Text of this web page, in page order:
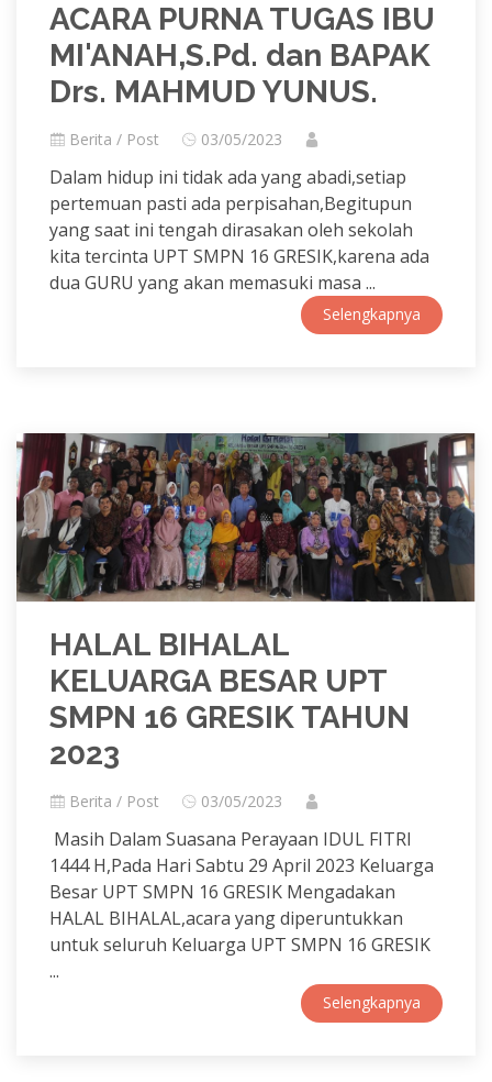
ACARA PURNA TUGAS IBU
MI'ANAH,S.Pd. dan BAPAK
Drs. MAHMUD YUNUS.
Berita / Post 03/05/2023
Dalam hidup ini tidak ada yang abadi,setiap
pertemuan pasti ada perpisahan,Begitupun
yang saat ini tengah dirasakan oleh sekolah
kita tercinta UPT SMPN 16 GRESIK,karena ada
dua GURU yang akan memasuki masa ...
Selengkapnya
HALAL BIHALAL
KELUARGA BESAR UPT
SMPN 16 GRESIK TAHUN
2023
Berita / Post 03/05/2023
Masih Dalam Suasana Perayaan IDUL FITRI
1444 H,Pada Hari Sabtu 29 April 2023 Keluarga
Besar UPT SMPN 16 GRESIK Mengadakan
HALAL BIHALAL,acara yang diperuntukkan
untuk seluruh Keluarga UPT SMPN 16 GRESIK
...
Selengkapnya